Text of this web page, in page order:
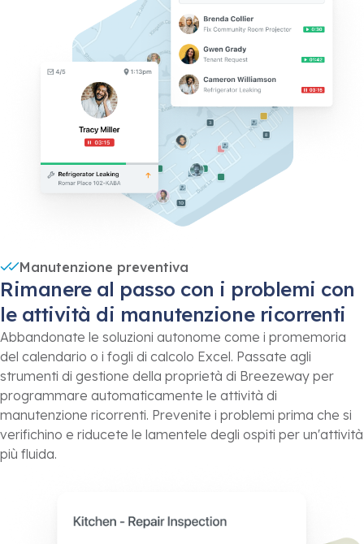
Manutenzione preventiva
Rimanere al passo con i problemi con
le attività di manutenzione ricorrenti
Abbandonate le soluzioni autonome come i promemoria
del calendario o i fogli di calcolo Excel. Passate agli
strumenti di gestione della proprietà di Breezeway per
programmare automaticamente le attività di
manutenzione ricorrenti. Prevenite i problemi prima che si
verifichino e riducete le lamentele degli ospiti per un'attività
più fluida.